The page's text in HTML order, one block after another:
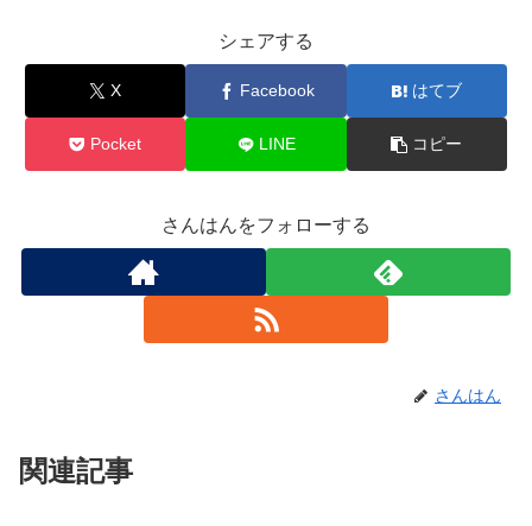
シェアする
X Facebook はてブ
Pocket LINE コピー
さんはんをフォローする
さんはん
関連記事